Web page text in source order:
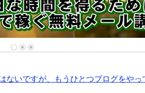
ないですが、もうひとつブログをやっ